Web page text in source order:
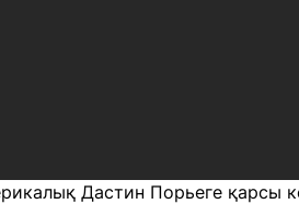
Дастин Порьеге қарсы